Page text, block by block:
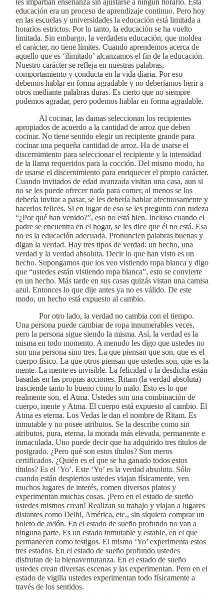
les impartían enseñanza sin ajustarse a ningún horario. Esta
educación era un proceso de aprendizaje continuo. Pero hoy
en las escuelas y universidades la educación está limitada a
horarios estrictos. Por lo tanto, la educación se ha vuelto
limitada. Sin embargo, la verdadera educación, que moldea
el carácter, no tiene límites. Cuando aprendemos acerca de
aquello que es ‘ilimitado’ alcanzamos el fin de la educación.
Nuestro carácter se refleja en nuestras palabras,
comportamiento y conducta en la vida diaria. Por eso
debemos hablar en forma agradable y no deberíamos herir a
otros mediante palabras duras. Es cierto que no siempre
podemos agradar, pero podemos hablar en forma agradable.
Al cocinar, las damas seleccionan los recipientes
apropiados de acuerdo a la cantidad de arroz que deben
cocinar. No tiene sentido elegir un recipiente grande para
cocinar una pequeña cantidad de arroz. Ha de usarse el
discernimiento para seleccionar el recipiente y la intensidad
de la llama requeridos para la cocción. Del mismo modo, ha
de usarse el discernimiento para enriquecer el propio carácter.
Cuando invitados de edad avanzada visitan una casa, aun si
no se les puede ofrecer nada para comer, al menos se los
debería invitar a pasar, se les debería hablar afectuosamente y
hacerlos felices. Si en lugar de eso se les pregunta con rudeza
“¿Por qué han venido?”, eso no está bien. Incluso cuando el
padre se encuentra en el hogar, se les dice que él no está. Esa
no es la educación adecuada. Pronuncien palabras buenas y
digan la verdad. Hay tres tipos de verdad: un hecho, una
verdad y la verdad absoluta. Decir lo que han visto es un
hecho. Supongamos que los veo vistiendo ropa blanca y digo
que “ustedes están vistiendo ropa blanca”, esto se convierte
en un hecho. Más tarde en sus casas quizás vistan una camisa
azul. Entonces lo que dije antes ya no es válido. De este
modo, un hecho está expuesto al cambio.
Por otro lado, la verdad no cambia con el tiempo.
Una persona puede cambiar de ropa innumerables veces,
pero la persona sigue siendo la misma. Así, la verdad es la
misma en todo momento. A menudo les digo que ustedes no
son una persona sino tres. La que piensan que son, que es el
cuerpo físico. La que otros piensan que ustedes son, que es la
mente. La mente es invisible. La felicidad o la desdicha están
basadas en las propias acciones. Ritam (la verdad absoluta)
trasciende tanto lo bueno como lo malo. Esto es lo que
realmente son, el Atma. Ustedes son una combinación de
cuerpo, mente y Atma. El cuerpo está expuesto al cambio. El
Atma es eterna. Los Vedas le dan el nombre de Ritam. Es
inmutable y no posee atributos. Se la describe como sin
atributos, pura, eterna, la morada más elevada, permanente e
inmaculada. Uno puede decir que ha adquirido tres títulos de
postgrado. ¿Pero qué son estos títulos? Son meros
certificados. ¿Quién es el que se ha ganado todos estos
títulos? Es el ‘Yo’. Este ‘Yo’ es la verdad absoluta. Sólo
cuando están despiertos ustedes viajan físicamente, ven
muchos lugares de interés, comen diversos platos y
experimentan muchas cosas. ¡Pero en el estado de sueño
ustedes mismos crean! Realizan su trabajo y viajan a lugares
distantes como Delhi, América, etc., sin siquiera comprar un
boleto de avión. En el estado de sueño profundo no van a
ninguna parte. Es un estado inmutable y estable, en el que
permanecen como testigos. El mismo ‘Yo’ experimenta estos
tres estados. En el estado de sueño profundo ustedes
disfrutan de la bienaventuranza. En el estado de sueño
ustedes crean diversas escenas y las experimentan. Pero en el
estado de vigilia ustedes experimentan todo físicamente a
través de los sentidos.